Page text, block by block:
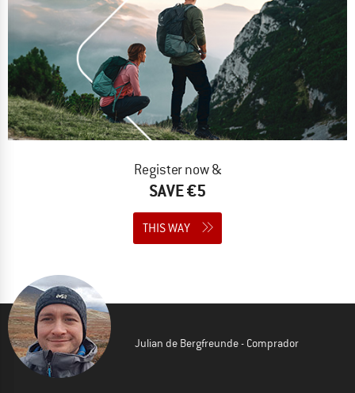
Register now &
SAVE €5
THIS WAY
Julian de Bergfreunde - Comprador